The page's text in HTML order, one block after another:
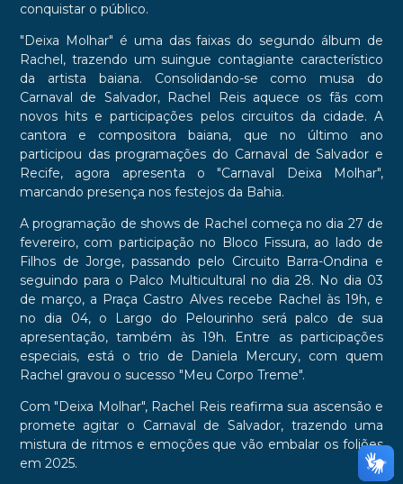
conquistar o público.
"Deixa Molhar" é uma das faixas do segundo álbum de
Rachel, trazendo um suingue contagiante característico
da artista baiana. Consolidando-se como musa do
Carnaval de Salvador, Rachel Reis aquece os fãs com
novos hits e participações pelos circuitos da cidade. A
cantora e compositora baiana, que no último ano
participou das programações do Carnaval de Salvador e
Recife, agora apresenta o "Carnaval Deixa Molhar",
marcando presença nos festejos da Bahia.
A programação de shows de Rachel começa no dia 27 de
fevereiro, com participação no Bloco Fissura, ao lado de
Filhos de Jorge, passando pelo Circuito Barra-Ondina e
seguindo para o Palco Multicultural no dia 28. No dia 03
de março, a Praça Castro Alves recebe Rachel às 19h, e
no dia 04, o Largo do Pelourinho será palco de sua
apresentação, também às 19h. Entre as participações
especiais, está o trio de Daniela Mercury, com quem
Rachel gravou o sucesso "Meu Corpo Treme".
Com "Deixa Molhar", Rachel Reis reafirma sua ascensão e
promete agitar o Carnaval de Salvador, trazendo uma
mistura de ritmos e emoções que vão embalar os foliões
em 2025.